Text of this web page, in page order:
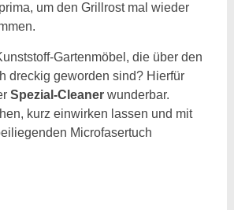
um den Grillrost mal wieder
Gartenmöbel, die über den
dreckig geworden sind? Hierfür
Spezial-Cleanerwunderbar.
kurz einwirken lassen und mit
Microfasertuch